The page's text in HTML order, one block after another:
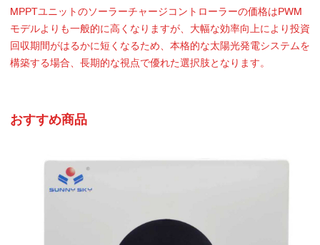
MPPTユニットのソーラーチャージコントローラーの価格はPWM
モデルよりも一般的に高くなりますが、大幅な効率向上により投資
回収期間がはるかに短くなるため、本格的な太陽光発電システムを
構築する場合、長期的な視点で優れた選択肢となります。
おすすめ商品